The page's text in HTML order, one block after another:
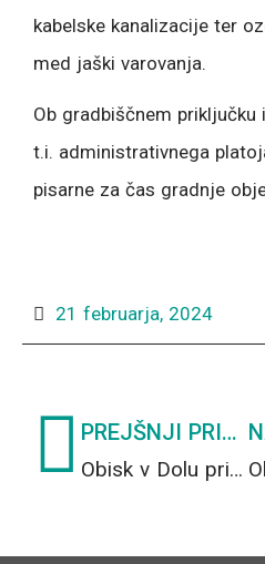
kabelske kanalizacije ter
med jaški varovanja.
Ob gradbiščnem priključku
t.i. administrativnega
pisarne za čas gradnje
21 februarja, 2024
Prev PREJŠNJI PRISPEVEK
Obisk v Dolu pri Ljubljani, kjer obratujemo objekt Centralnega skladišča radioaktivnih odpadkov